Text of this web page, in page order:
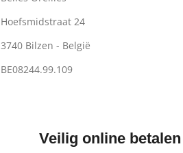
Hoefsmidstraat 24
3740 Bilzen - België
BE08244.99.109
Veilig online